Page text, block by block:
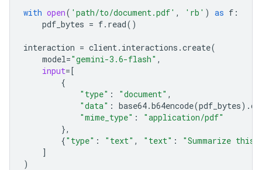
with open( 'path/to/document.pdf' , 'rb' ) as f :
pdf_bytes = f. read()
interaction = client. interactions .create(
model="gemini-3.6-flash" ,
input=[
{
"type" : "document" ,
"data" : base64.b64encode(pdf_bytes) .
"mime_type" :
"application/pdf"
},
{"type" : "text" , "text" :
"Summarize this
]
)